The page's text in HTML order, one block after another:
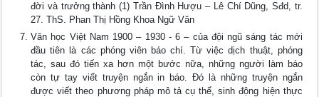
đời và trưởng thành (1) Trần Đình Hượu – Lê Chí Dũng, Sđd, tr.
27. ThS. Phan Thị Hồng Khoa Ngữ Văn
Văn học Việt Nam 1900 – 1930 - 6 – của đội ngũ sáng tác mới
đầu tiên là các phóng viên báo chí. Từ việc dịch thuật, phóng
tác, sau đó tiến xa hơn một bước nữa, những người làm báo
còn tự tay viết truyện ngắn in báo. Đó là những truyện ngắn
được viết theo phương pháp mô tả cụ thể, sinh động hiện thực